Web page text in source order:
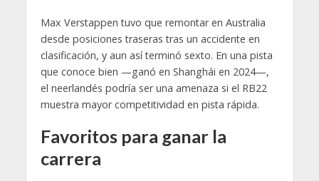
Max Verstappen tuvo que remontar en Australia
desde posiciones traseras tras un accidente en
clasificación, y aun así terminó sexto. En una pista
que conoce bien —ganó en Shanghái en 2024—,
el neerlandés podría ser una amenaza si el RB22
muestra mayor competitividad en pista rápida.
Favoritos para ganar la
carrera